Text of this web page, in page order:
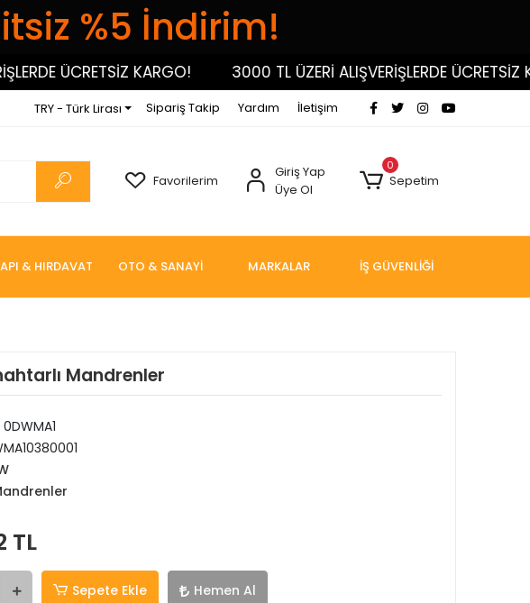
%5 İndirim!
ÜCRETSİZ KARGO! 3000 TL ÜZERİ ALIŞVERİŞLERDE ÜCRETSİZ
TRY - Türk Lirası Sipariş Takip Yardım İletişim
Favorilerim
Giriş Yap
Üye Ol
0
Sepetim
& HIRDAVAT OTO & SANAYİ MARKALAR İŞ GÜVENLİĞİ
Mandrenler
0DWMA1
TL
Sepete Ekle Hemen Al